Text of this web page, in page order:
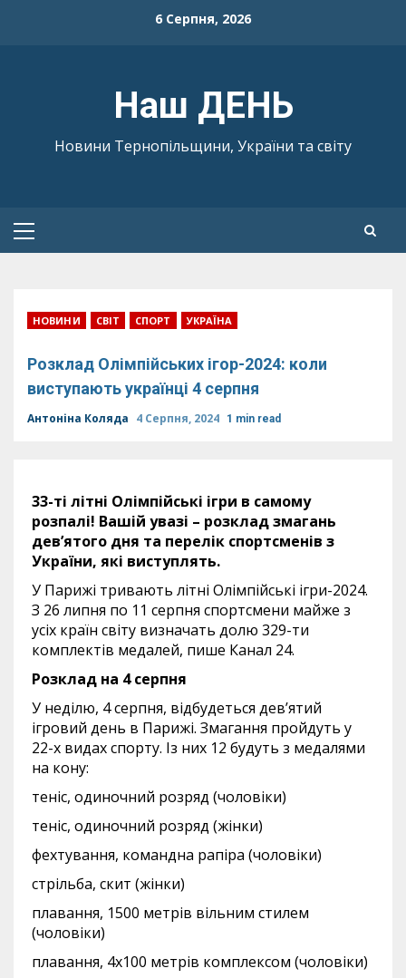
6 Серпня, 2026
Наш ДЕНЬ
Новини Тернопільщини, України та світу
Primary
НОВИНИ СВІТ СПОРТ УКРАЇНА
Розклад Олімпійських ігор-2024: коли
виступають українці 4 серпня
Антоніна Коляда 4 Серпня, 2024 1 min read
33-ті літні Олімпійські ігри в самому
розпалі! Вашій увазі – розклад змагань
дев’ятого дня та перелік спортсменів з
України, які виступлять.
У Парижі тривають літні Олімпійські ігри-2024.
З 26 липня по 11 серпня спортсмени майже з
усіх країн світу визначать долю 329-ти
комплектів медалей, пише Канал 24.
Розклад на 4 серпня
У неділю, 4 серпня, відбудеться дев’ятий
ігровий день в Парижі. Змагання пройдуть у
22-х видах спорту. Із них 12 будуть з медалями
на кону:
теніс, одиночний розряд (чоловіки)
теніс, одиночний розряд (жінки)
фехтування, командна рапіра (чоловіки)
стрільба, скит (жінки)
плавання, 1500 метрів вільним стилем
(чоловіки)
плавання, 4х100 метрів комплексом (чоловіки)